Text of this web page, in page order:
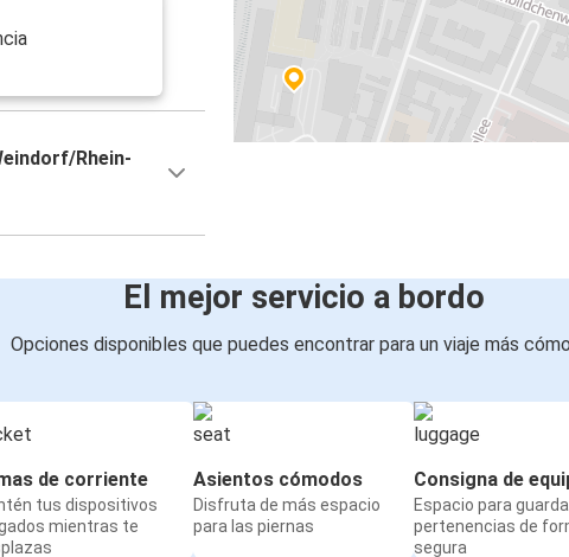
Rhein-
El mejor servicio a bordo
Opciones disponibles que puedes encontrar para un viaje más
de corriente
tus dispositivos
mientras te
Asientos cómodos
Disfruta de más espacio
para las piernas
Consigna de
Espacio para
pertenencias de
segura